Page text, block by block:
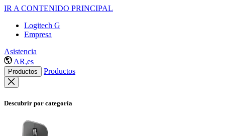
IR A CONTENIDO PRINCIPAL
Logitech G
Empresa
Asistencia
AR,es
Productos Productos
Descubrir por categoría